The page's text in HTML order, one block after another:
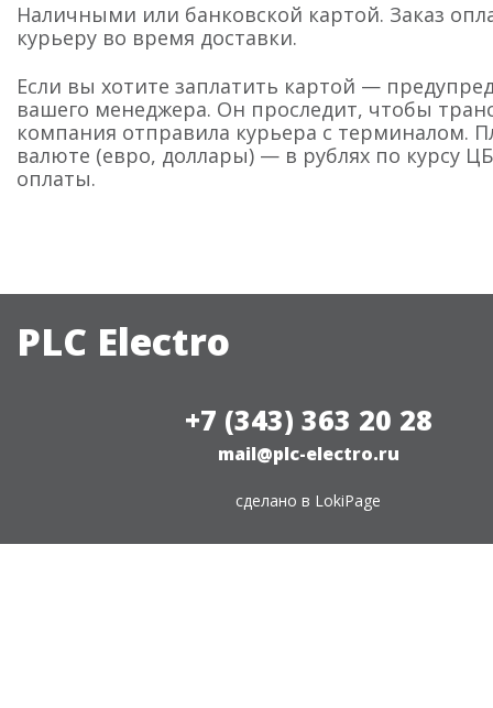
Наличными или банковской картой. Заказ
курьеру во время доставки.
Если вы хотите заплатить картой —
вашего менеджера. Он проследит, чтобы
компания отправила курьера с терминалом.
валюте (евро, доллары) — в рублях по курсу
оплаты.
PLC Electro
+7 (343) 363 20 28
mail@plc-electro.ru
сделано в LokiPage